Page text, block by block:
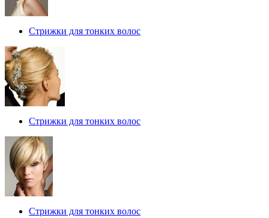
Стрижки для тонких волос
Стрижки для тонких волос
Стрижки для тонких волос